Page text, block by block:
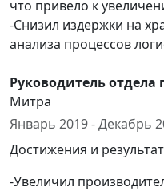
что привело к
-Снизил издержки на
анализа процессов
Руководитель отдела
Митра
Январь 2019 - Декабрь
Достижения и
-Увеличил